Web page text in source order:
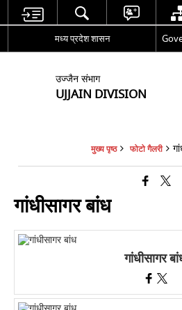
मध्य प्रदेश शासन
उज्जैन संभाग
UJJAIN DIVISION
मुख्य पृष्ठ फोटो गैलरी
गांधीसागर बांध
गांधीसागर